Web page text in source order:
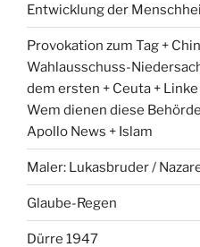
Entwicklung der
Provokation zum Tag +
Wahlausschuss-
dem ersten + Ceuta +
Wem dienen diese
Apollo News + Islam
Maler: Lukasbruder /
Glaube-Regen
Dürre 1947